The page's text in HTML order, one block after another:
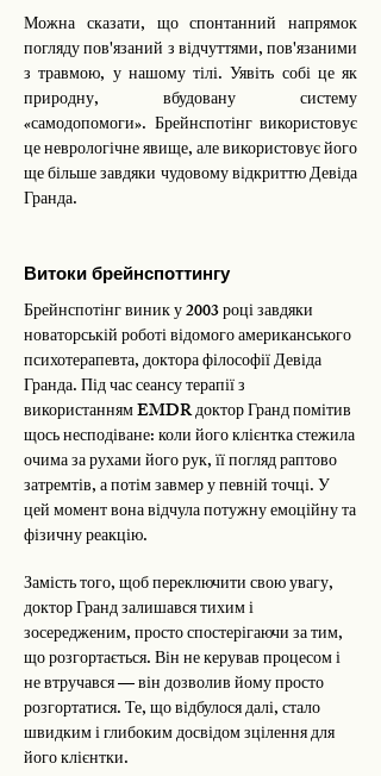
Можна сказати, що спонтанний напрямок
погляду пов'язаний з відчуттями, пов'язаними
з травмою, у нашому тілі. Уявіть собі це як
природну, вбудовану систему
«самодопомоги». Брейнспотінг використовує
це неврологічне явище, але використовує його
ще більше завдяки чудовому відкриттю Девіда
Гранда.
Витоки брейнспоттингу
Брейнспотінг виник у 2003 році завдяки
новаторській роботі відомого американського
психотерапевта, доктора філософії Девіда
Гранда. Під час сеансу терапії з
використанням EMDR доктор Гранд помітив
щось несподіване: коли його клієнтка стежила
очима за рухами його рук, її погляд раптово
затремтів, а потім завмер у певній точці. У
цей момент вона відчула потужну емоційну та
фізичну реакцію.
Замість того, щоб переключити свою увагу,
доктор Гранд залишався тихим і
зосередженим, просто спостерігаючи за тим,
що розгортається. Він не керував процесом і
не втручався — він дозволив йому просто
розгортатися. Те, що відбулося далі, стало
швидким і глибоким досвідом зцілення для
його клієнтки.